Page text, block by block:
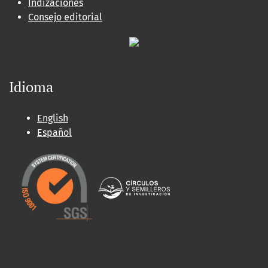
Indizaciones
Consejo editorial
Idioma
English
Español